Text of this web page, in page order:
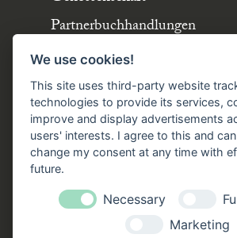
Partnerbuchhandlungen
Büchergilde online
Stellenangebote
Folgen Sie uns!
FacebookInstagramYouTubeTikTok
Zustellung durch:
We use cookies!
This site uses third-party website
technologies to provide its services,
improve and display advertisements
users' interests. I agree to this and
change my consent at any time with
future.
Necessary
Marketing